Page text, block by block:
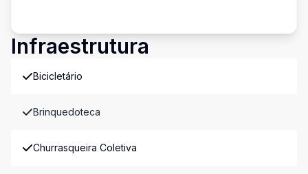
Infraestrutura
Bicicletário
Brinquedoteca
Churrasqueira Coletiva